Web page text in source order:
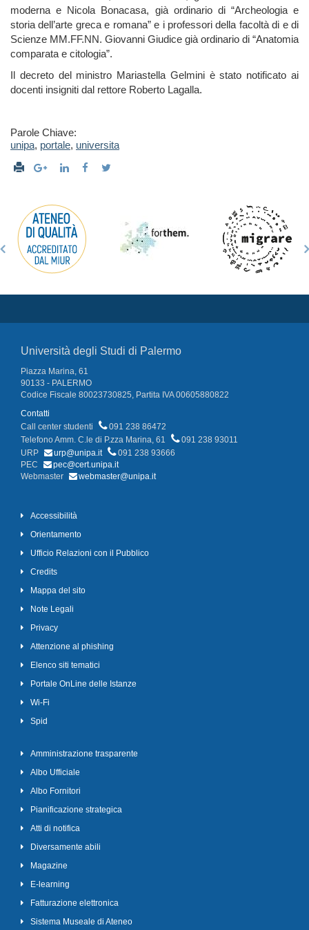
moderna e Nicola Bonacasa, già ordinario di “Archeologia e
storia dell’arte greca e romana” e i professori della facoltà di e di
Scienze MM.FF.NN. Giovanni Giudice già ordinario di “Anatomia
comparata e citologia”.
Il decreto del ministro Mariastella Gelmini è stato notificato ai
docenti insigniti dal rettore Roberto Lagalla.
Parole Chiave:
unipa, portale, universita
Università degli Studi di Palermo
Piazza Marina, 61
90133 - PALERMO
Codice Fiscale 80023730825, Partita IVA 00605880822
Contatti
Call center studenti
091 238 86472
Telefono Amm. C.le di P.zza Marina, 61
091 238 93011
URP
urp@unipa.it
091 238 93666
PEC
pec@cert.unipa.it
Webmaster
webmaster@unipa.it
Accessibilità
Orientamento
Ufficio Relazioni con il Pubblico
Credits
Mappa del sito
Note Legali
Privacy
Attenzione al phishing
Elenco siti tematici
Portale OnLine delle Istanze
Wi-Fi
Spid
Amministrazione trasparente
Albo Ufficiale
Albo Fornitori
Pianificazione strategica
Atti di notifica
Diversamente abili
Magazine
E-learning
Fatturazione elettronica
Sistema Museale di Ateneo